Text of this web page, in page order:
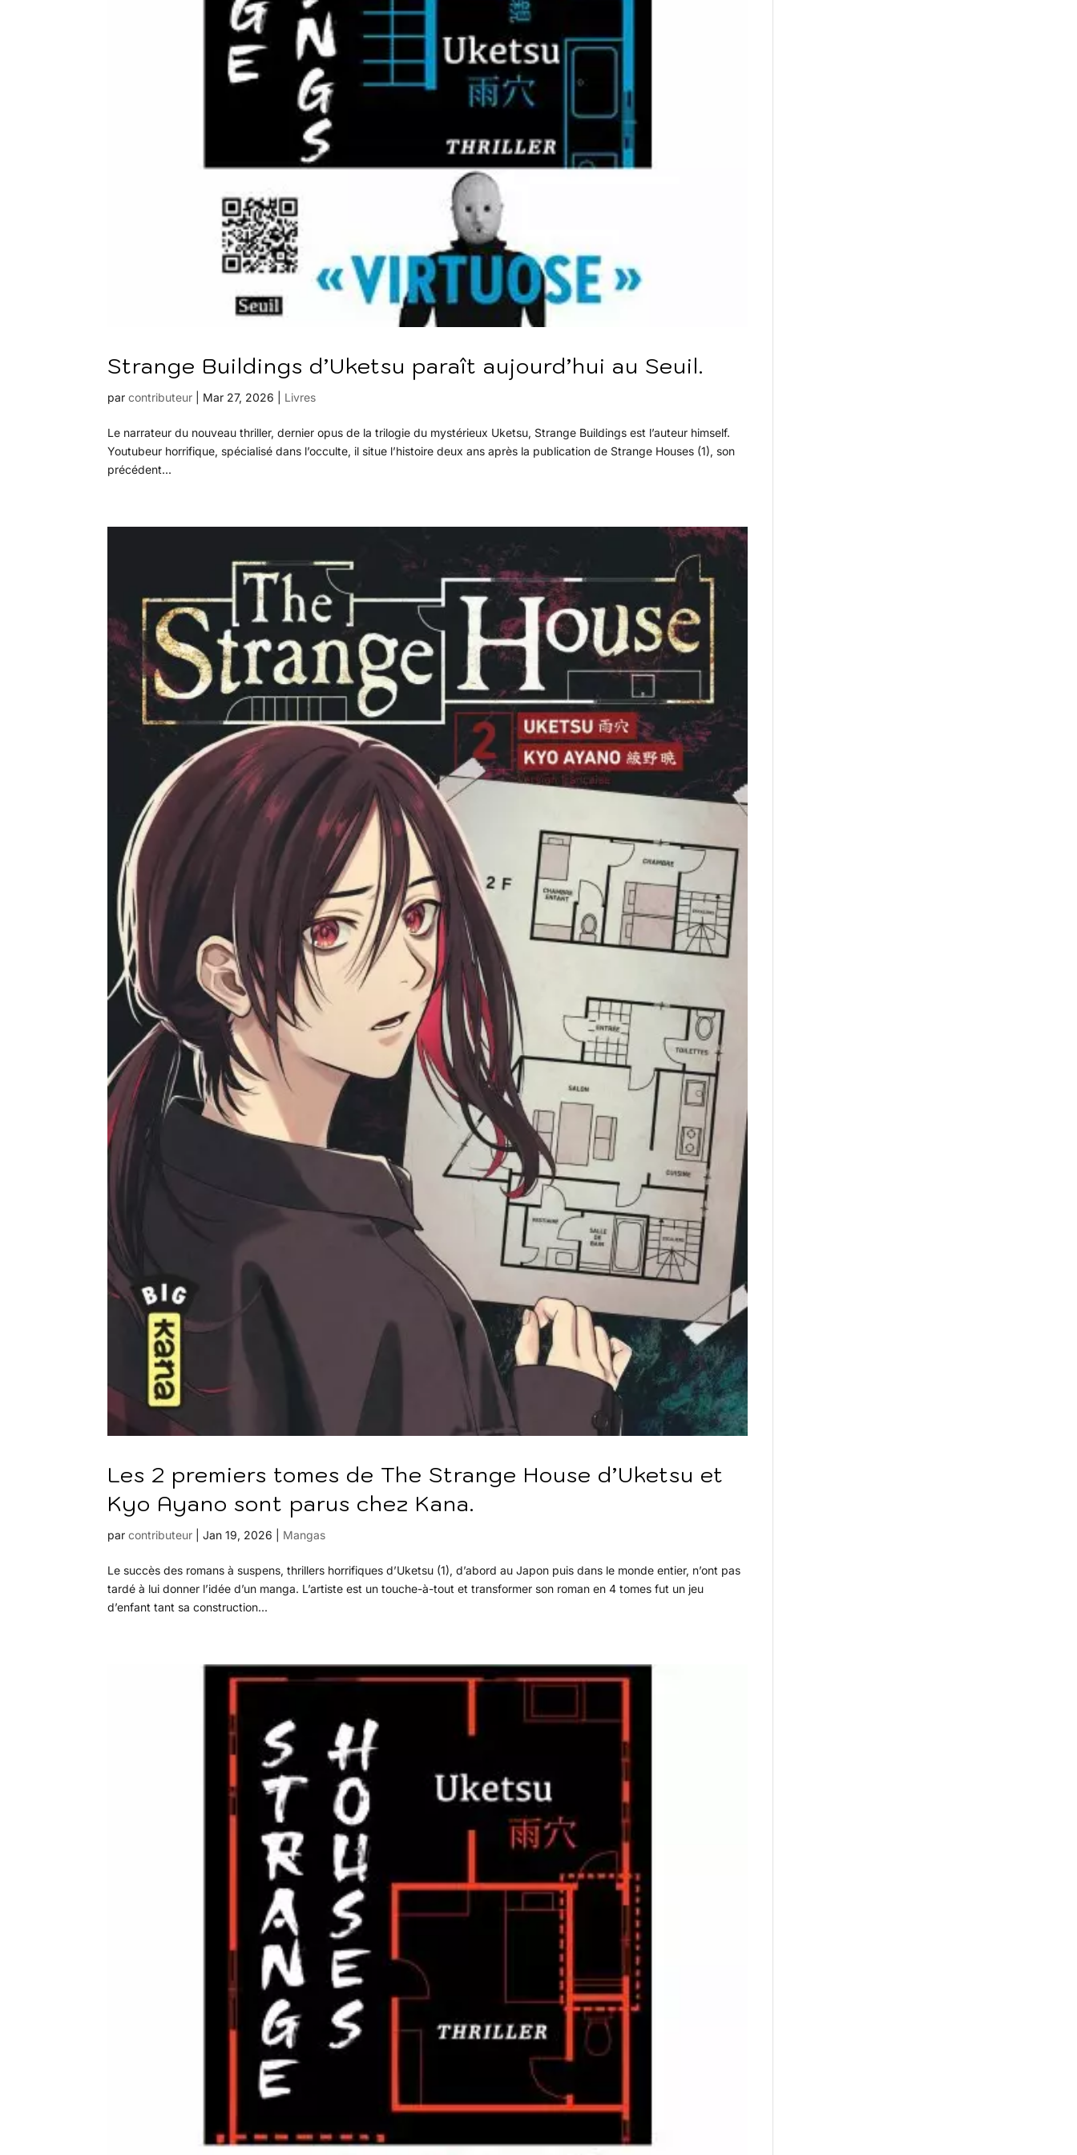
Strange Buildings d’Uketsu paraît aujourd’hui au Seuil.
parcontributeur Mar 27, 2026 Livres
Le narrateur du nouveau thriller, dernier opus de la trilogie du mystérieux Uketsu, Strange Buildings est l’auteur himself.
Youtubeur horrifique, spécialisé dans l’occulte, il situe l’histoire deux ans après la publication de Strange Houses (1), son
précédent...
Les 2 premiers tomes de The Strange House d’Uketsu et
Kyo Ayano sont parus chez Kana.
parcontributeur |Jan 19, 2026 Mangas
Le succès des romans à suspens, thrillers horrifiques d’Uketsu (1), d’abord au Japon puis dans le monde entier, n’ont pas
tardé à lui donner l’idée d’un manga. L’artiste est un touche-à-tout et transformer son roman en 4 tomes fut un jeu
d’enfant tant sa construction...